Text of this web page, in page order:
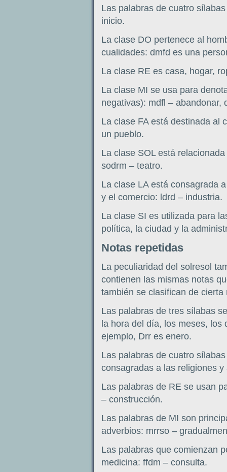
Las palabras de cuatro
inicio.
La clase DO pertenece al
cualidades: dmfd es una
La clase RE es casa, hogar,
La clase MI se usa para
negativas): mdfl – abandonar,
La clase FA está destinada al
un pueblo.
La clase SOL está
sodrm – teatro.
La clase LA está consagrada
y el comercio: ldrd – industria.
La clase SI es utilizada para
política, la ciudad y la
Notas repetidas
La peculiaridad del solresol
contienen las mismas notas
también se clasifican de cierta
Las palabras de tres sílabas
la hora del día, los meses, los
ejemplo, Drr es enero.
Las palabras de cuatro
consagradas a las religiones
Las palabras de RE se usan
– construcción.
Las palabras de MI son
adverbios: mrrso –
Las palabras que comienzan
medicina: ffdm – consulta.